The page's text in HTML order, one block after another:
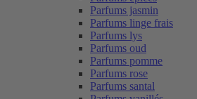
Parfums jasmin
Parfums linge frais
Parfums lys
Parfums oud
Parfums pomme
Parfums rose
Parfums santal